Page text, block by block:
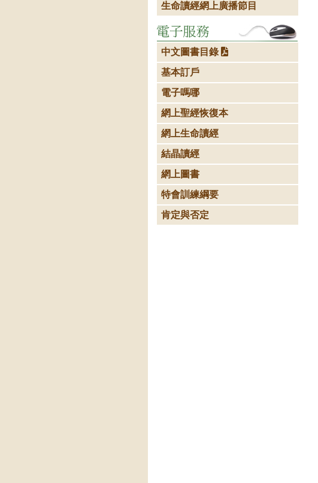
生命讀經網上廣播節目
中文圖書目錄
基本訂戶
電子嗎哪
網上聖經恢復本
網上生命讀經
結晶讀經
網上圖書
特會訓練綱要
肯定與否定